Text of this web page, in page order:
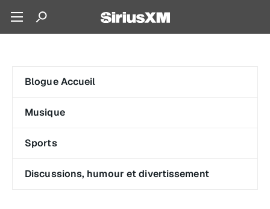
Blogue Accueil
Musique
Sports
Discussions, humour et divertissement